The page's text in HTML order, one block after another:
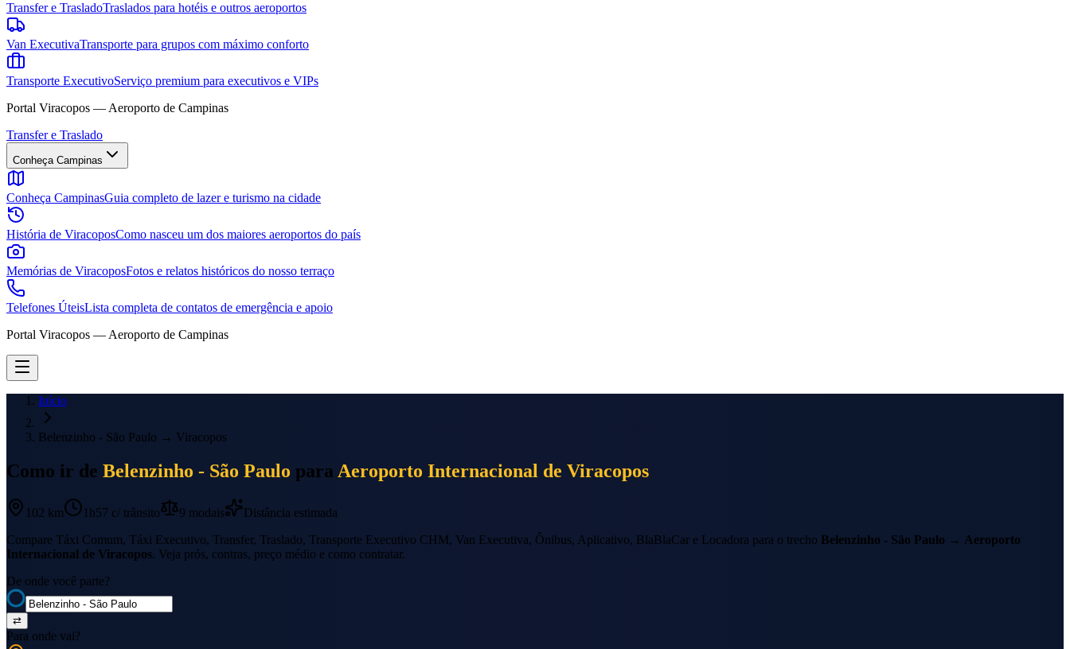
Transfer e TrasladoTraslados para hotéis e outros aeroportos
Van ExecutivaTransporte para grupos com máximo conforto
Transporte ExecutivoServiço premium para executivos e VIPs
Portal Viracopos — Aeroporto de Campinas
Transfer e Traslado
Conheça Campinas
Conheça CampinasGuia completo de lazer e turismo na cidade
História de ViracoposComo nasceu um dos maiores aeroportos do país
Memórias de ViracoposFotos e relatos históricos do nosso terraço
Telefones ÚteisLista completa de contatos de emergência e apoio
Portal Viracopos — Aeroporto de Campinas
Início
Belenzinho - São Paulo → Viracopos
Como ir de Belenzinho - São Paulo para Aeroporto Internacional de Viracopos
102 km 1h57 c/ trânsito 9 modais
Distância estimada
Compare Táxi Comum, Táxi Executivo, Transfer, Traslado, Transporte Executivo CHM, Van Executiva, Ônibus, Aplicativo, BlaBlaCar e Locadora para o trecho Belenzinho - São Paulo → Aeroporto
Internacional de Viracopos. Veja prós, contras, preço médio e como contratar.
De onde você parte?
⇄
Para onde vai?